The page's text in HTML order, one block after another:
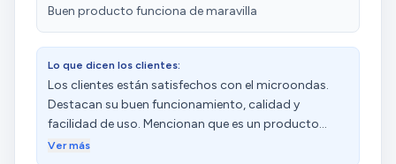
Buen producto funciona de maravilla
Lo que dicen los clientes:
Los clientes están satisfechos con el microondas.
Destacan su buen funcionamiento, calidad y
facilidad de uso. Mencionan que es un producto
correcto según la descripción y que queda muy bien
Ver más